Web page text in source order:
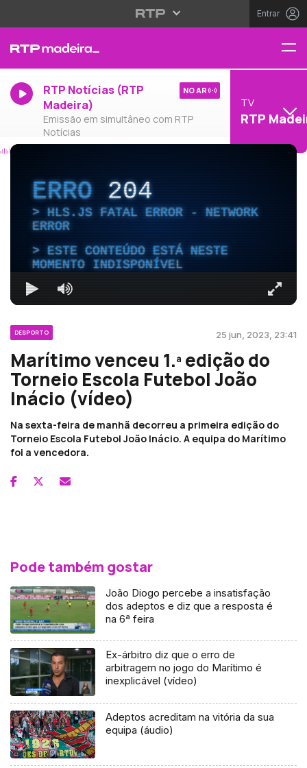
Entrar
RTP Notícias (RTP
Madeira)
Emissão em simultâneo com RTP
Notícias
NO AR
TV
RTP
ERRO204
HLS.JS FATAL ERROR - NETWORK
ERROR
ESTE CONTEÚDO ESTÁ NESTE
MOMENTO INDISPONÍVEL
DESPORTO 25 jun, 2023, 23:41
Marítimo venceu 1.ª edição do
Torneio Escola Futebol João
Inácio (vídeo)
Na sexta-feira de manhã decorreu a primeira edição do
Torneio Escola Futebol João Inácio. A equipa do Marítimo
foi a vencedora.
Pode também gostar
João Diogo percebe a insatisfação
dos adeptos e diz que a resposta é
na 6ª feira
Ex-árbitro diz que o erro de
arbitragem no jogo do Marítimo é
inexplicável (vídeo)
Adeptos acreditam na vitória da sua
equipa (áudio)